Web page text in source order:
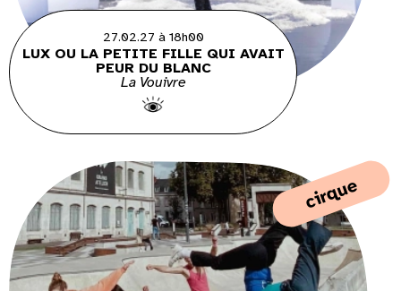
27.02.27 à 18h00
LUX OU LA PETITE FILLE QUI AVAIT
PEUR DU BLANC
La Vouivre
cirque